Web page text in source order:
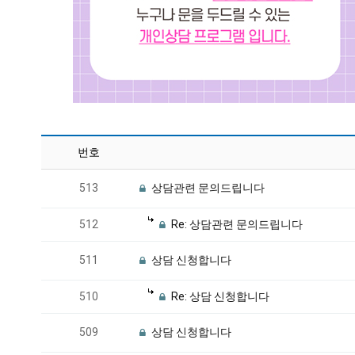
번호
513 상담관련 문의드립니다
512 Re: 상담관련 문의드립니다
511 상담 신청합니다
510 Re: 상담 신청합니다
509 상담 신청합니다